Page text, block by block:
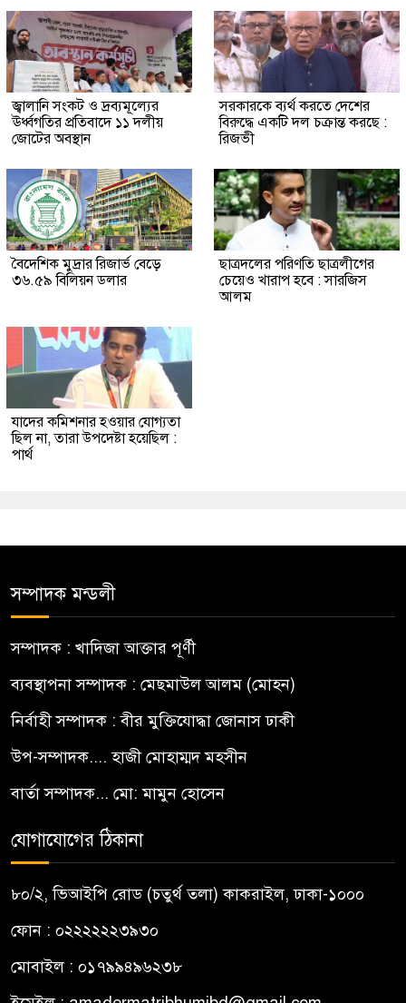
জ্বালানি সংকট ও দ্রব্যমূল্যের
ঊর্ধ্বগতির প্রতিবাদে ১১ দলীয়
জোটের অবস্থান
সরকারকে ব্যর্থ করতে দেশের
বিরুদ্ধে একটি দল চক্রান্ত করছে :
রিজভী
বৈদেশিক মুদ্রার রিজার্ভ বেড়ে
৩৬.৫৯ বিলিয়ন ডলার
ছাত্রদলের পরিণতি ছাত্রলীগের
চেয়েও খারাপ হবে : সারজিস
আলম
যাদের কমিশনার হওয়ার যোগ্যতা
ছিল না, তারা উপদেষ্টা হয়েছিল :
পার্থ
সম্পাদক মন্ডলী
সম্পাদক : খাদিজা আক্তার পূর্ণী
ব্যবস্থাপনা সম্পাদক : মেছমাউল আলম (মোহন)
নির্বাহী সম্পাদক : বীর মুক্তিযোদ্ধা জোনাস ঢাকী
উপ-সম্পাদক.... হাজী মোহাম্মদ মহসীন
বার্তা সম্পাদক... মো: মামুন হোসেন
যোগাযোগের ঠিকানা
৮০/২, ভিআইপি রোড (চতুর্থ তলা) কাকরাইল, ঢাকা-১০০০
ফোন : ০২২২২২২৩৯৩০
মোবাইল : ০১৭৯৯৪৯৬২৩৮